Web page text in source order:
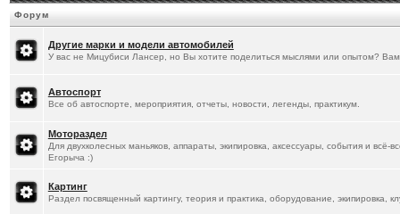
Форум
Другие марки и модели автомобилей
У вас не Мицубиси Лансер, но Вы хотите поделиться мыслями или опытом?
Автоспорт
Все об автоспорте, мероприятия, отчеты, новости, легенды, практикум.
Мотораздел
Для двухколесных маньяков, аппараты, экипировка, аксессуары, события и всё-
Егорыча :)
Картинг
Раздел посвященный картингу, теория и практика, оборудование, экипировка,